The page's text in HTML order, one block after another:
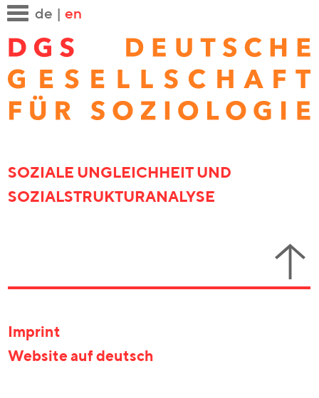
de en
SOZIALE UNGLEICHHEIT UND
SOZIALSTRUKTURANALYSE
Imprint
Website auf deutsch